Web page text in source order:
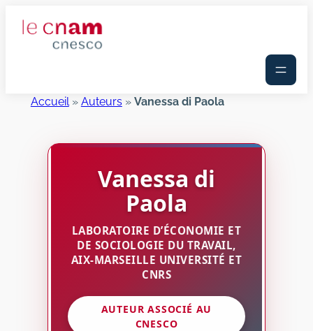
Accueil» Auteurs» Vanessa di Paola
Vanessa di
Paola
LABORATOIRE D’ÉCONOMIE ET
DE SOCIOLOGIE DU TRAVAIL,
AIX-MARSEILLE UNIVERSITÉ ET
CNRS
AUTEUR ASSOCIÉ AU
CNESCO